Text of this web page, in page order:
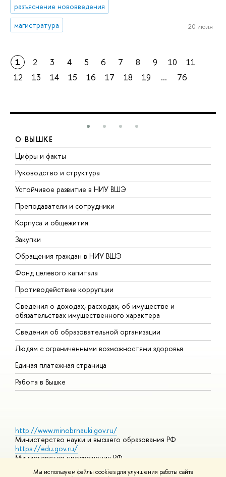
Мы используем файлы cookies для улучшения работы сайта
разъяснение нововведения
магистратура
20 июля
1 2 3 4 5 6 7 8 9 10
11
12
13 14 15 16 17 18 19 ... 76
О ВЫШКЕ
Цифры и факты
Руководство и структура
Устойчивое развитие в НИУ ВШЭ
Преподаватели и сотрудники
Корпуса и общежития
Закупки
Обращения граждан в НИУ ВШЭ
Фонд целевого капитала
Противодействие коррупции
Сведения о доходах, расходах, об имуществе и
обязательствах имущественного характера
Сведения об образовательной организации
Людям с ограниченными возможностями здоровья
Единая платежная страница
Работа в Вышке
http://www.minobrnauki.gov.ru/
Министерство науки и высшего образования РФ
https://edu.gov.ru/
Министерство просвещения РФ
https://elearning.hse.ru/mooc